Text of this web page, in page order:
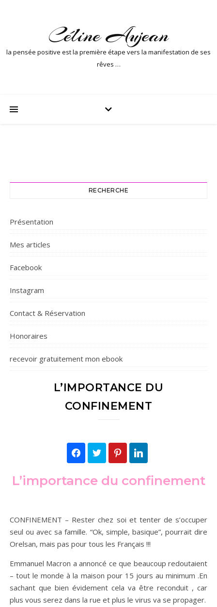
Céline Aujean
la pensée positive est la première étape vers la manifestation de ses
rêves …
RECHERCHE
Présentation
Mes articles
Facebook
Instagram
Contact & Réservation
Honoraires
recevoir gratuitement mon ebook
L’IMPORTANCE DU
CONFINEMENT
FacebookTwitter Pinterest
L’importance du confinement
CONFINEMENT – Rester chez soi et tenter de s’occuper
seul ou avec sa famille. “Ok, simple, basique”, pourrait dire
Orelsan, mais pas pour tous les Français !!!
Emmanuel Macron a annoncé ce que beaucoup redoutaient
– tout le monde à la maison pour 15 jours au minimum .En
sachant que bien évidement cela va être reconduit , car
plus vous serez dans la rue et plus le virus va se propager.